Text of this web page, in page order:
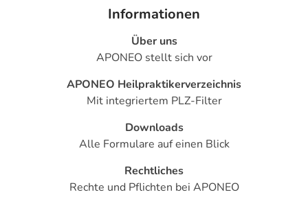
- Verschwommenes Sehen
- Überempfindlichkeitsreaktionen der Haut, wie:
- Hautausschlag
- Veränderung des Blutbildes, wie:
- Thrombozytopenie (Verminderung der Anzahl der
- Allgemeine Schwäche
Informationen
Über uns
APONEO stellt sich vor
APONEO Heilpraktikerverzeichnis
Mit integriertem PLZ-Filter
Downloads
Alle Formulare auf einen Blick
Rechtliches
Rechte und Pflichten bei APONEO